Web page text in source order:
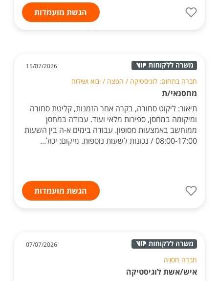
הגשת מועמדות
15/07/2026
חברה בתחום: לוגיסטיקה / הפצה / יבוא ושילוח
מחסנאי/ת
תיאור: ליקוט סחורה, בקרה אחר הזמנות, קליטת סחורה
ומיקומה במחסן, ספירות מלאי ועוד. עבודה במחסן
ממוחשב באמצעות מסופון. עבודה בימים א-ה בין השעות
08:00-17:00 / נכונות לשעות נוספות. מיקום: יכול...
הגשת מועמדות
07/07/2026
חברה חסויה
איש/אשת לוגיסטיקה